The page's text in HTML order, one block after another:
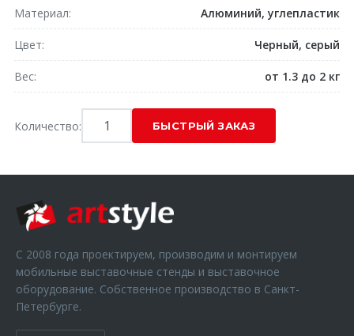
Материал Алюминий, углепластик
Цвет Черный, серый
Вес от 1.3 до 2 кг
Количество:
С 2008 года проектируем, производим и монтируем
мобильные выставочные стенды и выставочное
оборудование. Собственное производство в Санкт-
Петербурге.